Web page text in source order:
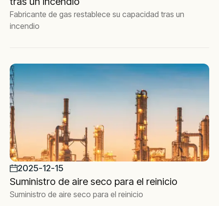
Fabricante de gas restablece su capacidad tras un
incendio
2025-12-15
Suministro de aire seco para el reinicio
Suministro de aire seco para el reinicio